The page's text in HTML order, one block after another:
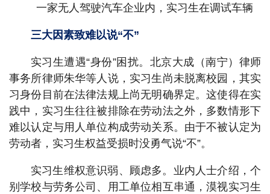
一家无人驾驶汽车企业内，实习生在调试车辆
三大因素致难以说“不”
实习生遭遇“身份”困扰。北京大成（南宁）律师
事务所律师朱华等人说，实习生尚未脱离校园，其实
习身份目前在法律法规上尚无明确界定。这使得在实
践中，实习生往往被排除在劳动法之外，多数情形下
难以认定与用人单位构成劳动关系。由于不被认定为
劳动者，实习生权益受损时没勇气说“不”。
实习生维权意识弱、顾虑多。业内人士介绍，个
别学校与劳务公司、用工单位相互串通，漠视实习生